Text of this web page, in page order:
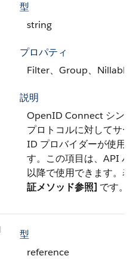
型
string
プロパティ
Filter、Group、Nillable
説明
OpenID Connect シング
プロトコルに対してサー
ID プロバイダーが使用
す。この項目は、API バ
以降で使用できます。
証メソッド参照] です。
型
reference